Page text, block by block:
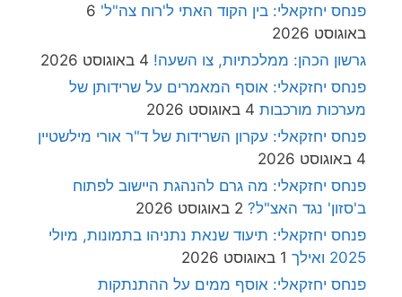
פנחס יחזקאלי: בין הקוד האתי ל'רוח צה"ל' 6
באוגוסט 2026
גרשון הכהן: ממלכתיות, צו השעה! 4 באוגוסט 2026
פנחס יחזקאלי: אוסף המאמרים על שרידותן של
מערכות מורכבות 4 באוגוסט 2026
פנחס יחזקאלי: עקרון השרידות של ד"ר אורי מילשטיין
4 באוגוסט 2026
פנחס יחזקאלי: מה גרם להנהגת היישוב לפתוח
ב'סזון' נגד האצ"ל? 2 באוגוסט 2026
פנחס יחזקאלי: תיעוד שנאת נתניהו בתמונות, מיולי
2025 ואילך
1 באוגוסט 2026
פנחס יחזקאלי: אוסף ממים על ההתנתקות